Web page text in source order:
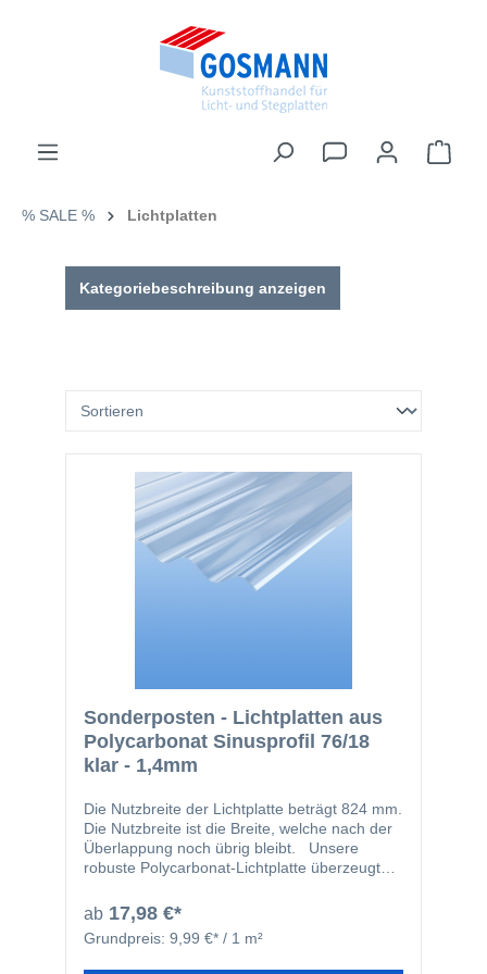
% SALE % Lichtplatten
Kategoriebeschreibung anzeigen
Sonderposten - Lichtplatten aus
Polycarbonat Sinusprofil 76/18
klar - 1,4mm
Die Nutzbreite der Lichtplatte beträgt 824 mm.
Die Nutzbreite ist die Breite, welche nach der
Überlappung noch übrig bleibt. Unsere
robuste Polycarbonat-Lichtplatte überzeugt
hoher Lichtdurchlässigkeit. Mit einer Stärke
von 1,4 mm bietet sie außergewöhnliche
Bruchfestigkeit und eignet sich ideal für
ab 17,98 €*
Grundpreis: 9,99 €* / 1 m²